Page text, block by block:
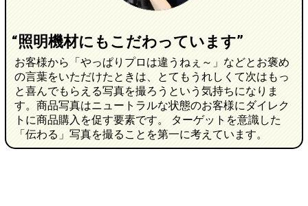
“照明機材にもこだわっています”
お客様から「やっぱりプロは違うねぇ～」などとお褒め
の言葉をいただけたときは、とてもうれしくて次はもっ
と喜んでもらえる写真を撮ろうという気持ちになりま
す。商品写真はニュートラルな状態のお客様にダイレク
トに商品購入を促す要素です。 ターゲットを意識した
「伝わる」写真を撮ることを第一に考えています。